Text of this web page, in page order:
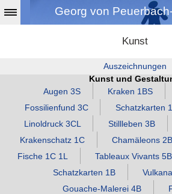
Georg von
Kunst
Auszeichnungen
Kunst und
Augen 3S
Kraken 1BS
Fossilienfund 3C
Schatzkarten
Linoldruck 3CL
Stillleben 3B
Krakenschatz 1C
Chamäleons 2B
Fische 1C 1L
Tableaux Vivants 5B
Schatzkarten 1B
Gouache‑Malerei 4B